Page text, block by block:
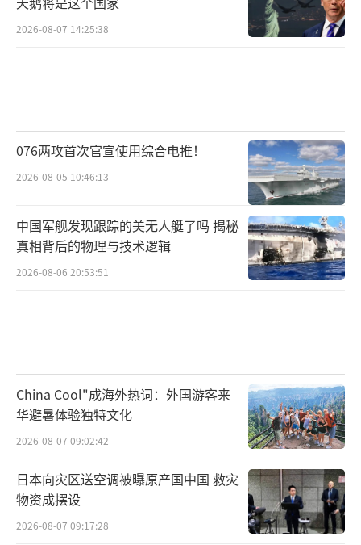
2026-08-07 14:25:38
076两攻首次官宣使用综合电推！
2026-08-05 10:46:13
中国军舰发现跟踪的美无人艇了吗 揭秘
真相背后的物理与技术逻辑
2026-08-06 20:53:51
China Cool"成海外热词：外国游客来
华避暑体验独特文化
2026-08-07 09:02:42
日本向灾区送空调被曝原产国中国 救灾
物资成摆设
2026-08-07 09:17:28